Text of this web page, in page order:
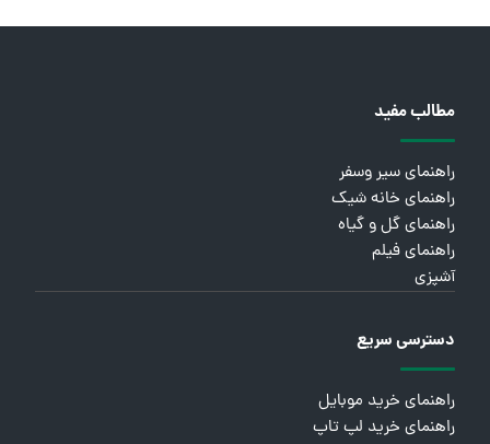
مطالب مفید
راهنمای سیر وسفر
راهنمای خانه شیک
راهنمای گل و گیاه
راهنمای فیلم
آشپزی
دسترسی سریع
راهنمای خرید موبایل
راهنمای خرید لپ تاپ